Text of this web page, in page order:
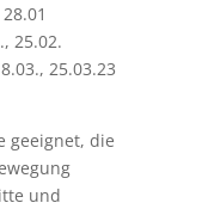
25.02.
25.03.23
geeignet, die
und